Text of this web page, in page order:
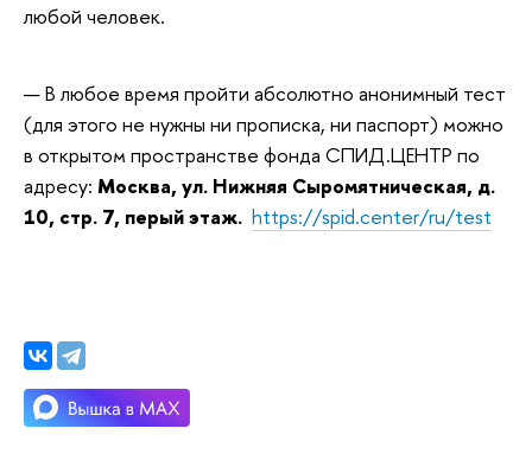
любой человек.
В любое время пройти абсолютно анонимный тест
(для этого не нужны ни прописка, ни паспорт) можно
в открытом пространстве фонда СПИД.ЦЕНТР по
адресу: Москва, ул. Нижняя Сыромятническая, д.
10, стр. 7, перый этаж. https://spid.center/ru/test